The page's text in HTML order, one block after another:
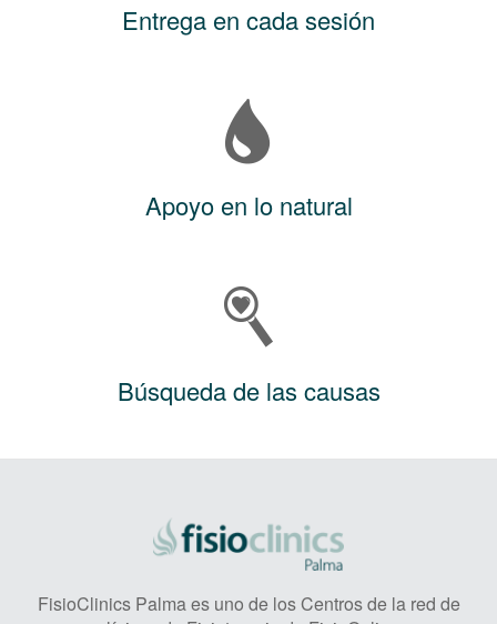
Entrega en cada sesión
Apoyo en lo natural
Búsqueda de las causas
FisioClinics Palma es uno de los Centros de la red de